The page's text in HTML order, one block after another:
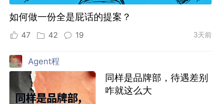
如何做一份全是屁话的提案？
47 42 19 3天前
Agent程
同样是品牌部，待遇差别
咋就这么大